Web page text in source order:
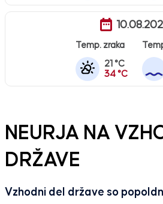
Temp. zraka
21 °C
34 °C
NEURJA NA
DRŽAVE
Vzhodni del države so